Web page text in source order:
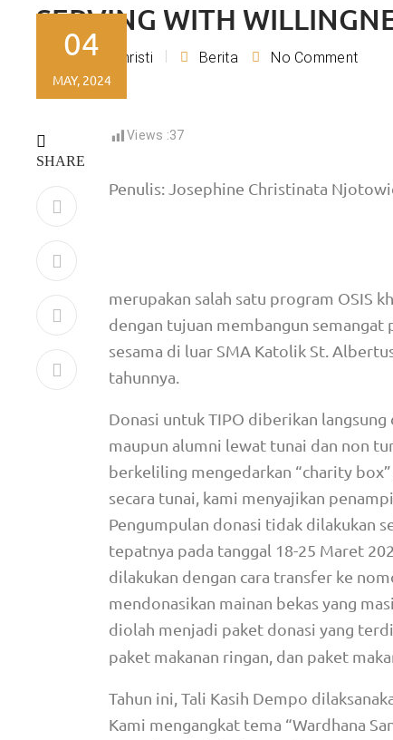
SERVING WITH
By Lydia Christi Berita No Comment
04
MAY, 2024
SHARE
Views :37
Penulis: Josephine Christinata
merupakan salah satu program OSIS
dengan tujuan membangun semangat
sesama di luar SMA Katolik St.
tahunnya.
Donasi untuk TIPO diberikan
maupun alumni lewat tunai dan non
berkeliling mengedarkan “charity
secara tunai, kami menyajikan
Pengumpulan donasi tidak dilakukan
tepatnya pada tanggal 18-25 Maret
dilakukan dengan cara transfer ke
mendonasikan mainan bekas yang
diolah menjadi paket donasi yang
paket makanan ringan, dan paket
Tahun ini, Tali Kasih Dempo
Kami mengangkat tema “Wardhana